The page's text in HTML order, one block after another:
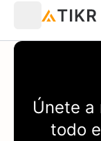
Únete a
todo